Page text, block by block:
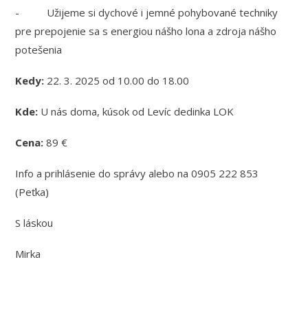
- Užijeme si dychové i jemné pohybované techniky
pre prepojenie sa s energiou nášho lona a zdroja nášho
potešenia
Kedy: 22. 3. 2025 od 10.00 do 18.00
Kde: U nás doma, kúsok od Levíc dedinka LOK
Cena: 89 €
Info a prihlásenie do správy alebo na 0905 222 853
(Peťka)
S láskou
Mirka